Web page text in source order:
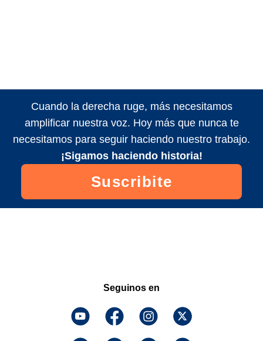
Cuando la derecha ruge, más necesitamos
amplificar nuestra voz. Hoy más que nunca te
necesitamos para seguir haciendo nuestro trabajo.
¡Sigamos haciendo historia!
Suscribite
Seguinos en